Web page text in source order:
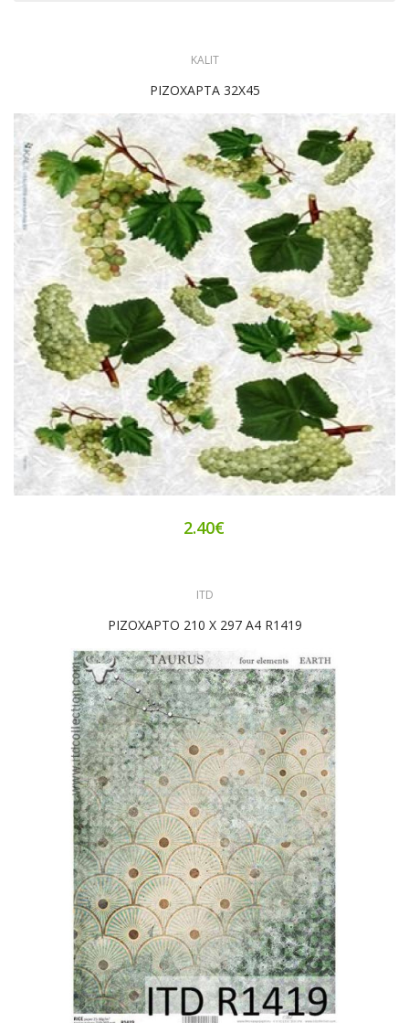
KALIT
ΡΙΖΟΧΑΡΤΑ 32X45
2.40€
ITD
ΡΙΖΟΧΑΡΤΟ 210 X 297 A4 R1419